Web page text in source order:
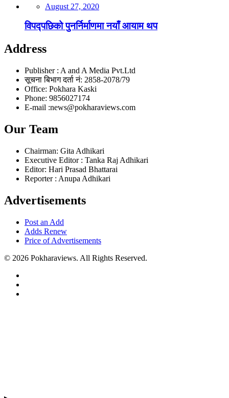
August 27, 2020
विपद्पछिको पुनर्निर्माणमा नयाँ आयाम थप
Address
Publisher : A and A Media Pvt.Ltd
सूचना बिभाग दर्ता नं: 2858-2078/79
Office: Pokhara Kaski
Phone: 9856027174
E-mail :news@pokharaviews.com
Our Team
Chairman: Gita Adhikari
Executive Editor : Tanka Raj Adhikari
Editor: Hari Prasad Bhattarai
Reporter : Anupa Adhikari
Advertisements
Post an Add
Adds Renew
Price of Advertisements
© 2026 Pokharaviews. All Rights Reserved.